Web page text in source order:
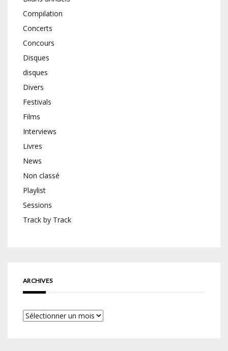
Compilation
Concerts
Concours
Disques
disques
Divers
Festivals
Films
Interviews
Livres
News
Non classé
Playlist
Sessions
Track by Track
ARCHIVES
Archives